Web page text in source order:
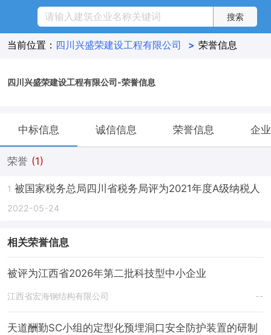
当前位置： 四川兴盛荣建设工程有限公司 > 荣誉信息
四川兴盛荣建设工程有限公司-荣誉信息
中标信息 诚信信息 荣誉信息 企
荣誉 (1)
1 被国家税务总局四川省税务局评为2021年度A级纳税人
2022-05-24
相关荣誉信息
被评为江西省2026年第二批科技型中小企业
江西省宏海钢结构有限公司 --
天道酬勤SC小组的定型化预埋洞口安全防护装置的研制